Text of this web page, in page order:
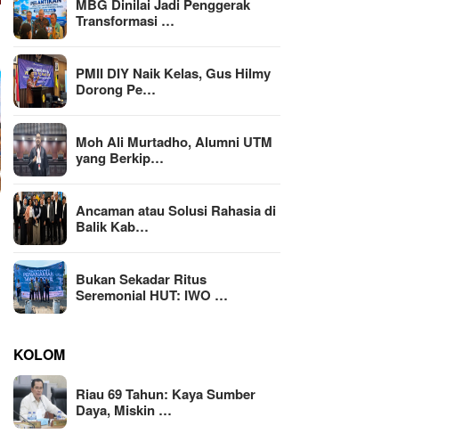
KEMAKI Geruduk Kejati
Jatim, Desak Usut Dugaan
Mark-up Anggaran Dishub
Rp111 Miliar
PMII DIY Naik Kelas, Gus
MBG Dinilai Jadi Penggerak
Transformasi …
PMII DIY Naik Kelas, Gus Hilmy
Dorong Pe…
Moh Ali Murtadho, Alumni UTM
yang Berkip…
Ancaman atau Solusi Rahasia di
Balik Kab…
Bukan Sekadar Ritus
Seremonial HUT: IWO …
KOLOM
Riau 69 Tahun: Kaya Sumber
Daya, Miskin …